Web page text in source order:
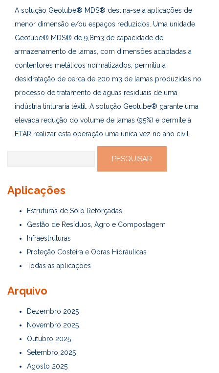
A solução Geotube® MDS® destina-se a aplicações de
menor dimensão e/ou espaços reduzidos. Uma unidade
Geotube® MDS® de 9,8m3 de capacidade de
armazenamento de lamas, com dimensões adaptadas a
contentores metálicos normalizados, permitiu a
desidratação de cerca de 200 m3 de lamas produzidas no
processo de tratamento de águas residuais de uma
indústria tinturaria têxtil. A solução Geotube® garante uma
elevada redução do volume de lamas (95%) e permite à
ETAR realizar esta operação uma única vez no ano civil.
Aplicações
Estruturas de Solo Reforçadas
Gestão de Resíduos, Agro e Compostagem
Infraestruturas
Proteção Costeira e Obras Hidráulicas
Todas as aplicações
Arquivo
Dezembro 2025
Novembro 2025
Outubro 2025
Setembro 2025
Agosto 2025